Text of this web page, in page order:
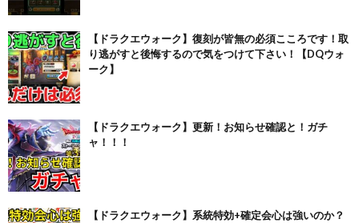
【ドラクエウォーク】復刻が皆無の必須こころです！取
り逃がすと後悔するので気をつけて下さい！【DQウォ
ーク】
【ドラクエウォーク】更新！お知らせ確認と！ガチ
ャ！！！
【ドラクエウォーク】系統特効+確定会心は強いのか？